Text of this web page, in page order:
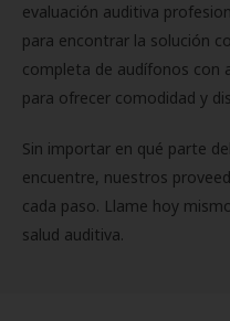
evaluación auditiva
para encontrar la solución
completa de audífonos con
para ofrecer comodidad y
Sin importar en qué parte
encuentre, nuestros
cada paso. Llame hoy
salud auditiva.